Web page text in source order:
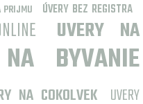
PRIJMU ÚVERY BEZ REGISTRA
UVERY NA
BYVANIE
NA COKOLVEK UVERY